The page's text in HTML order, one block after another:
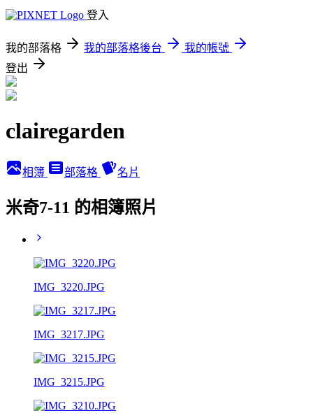
登入
我的部落格 我的部落格後台
我的帳號
登出
clairegarden
相簿 部落格 名片
米奇7-11 的相簿照片
IMG_3220.JPG
IMG_3217.JPG
IMG_3215.JPG